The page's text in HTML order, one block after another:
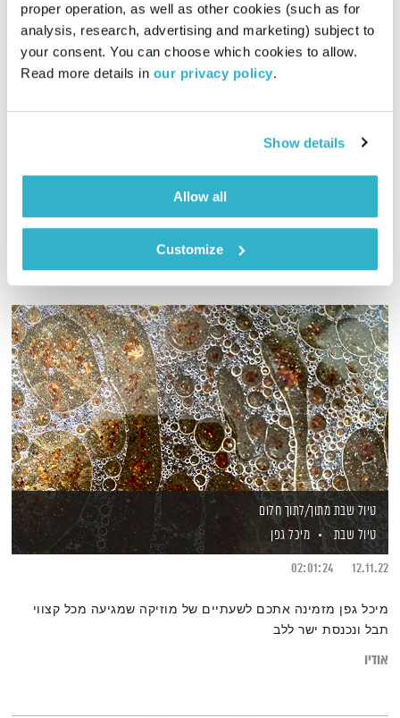
proper operation, as well as other cookies (such as for
analysis, research, advertising and marketing) subject to
your consent. You can choose which cookies to allow.
Read more details in our privacy policy.
Show details
Allow all
Customize
תיבת מח
רובן להבויוסי בבליקי
מסיבות מחזור, מונדיאל הוותיקים וחזן ירושלמי: את מי הייתם
טיול שבת מתוך/לתוך חלום
טיול שבת
מיכל גפן
12.11.22
02:01:24
מיכל גפן מזמינה אתכם לשעתיים של מוזיקה שמגיעה מכל קצווי
תבל ונכנסת ישר ללב
אודיו